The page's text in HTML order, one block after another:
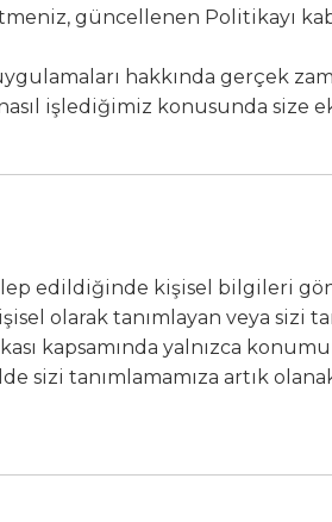
güncellenen Politikayı
hakkında gerçek
işlediğimiz konusunda size
edildiğinde kişisel bilgileri
olarak tanımlayan veya
kapsamında yalnızca
sizi tanımlamamıza artık